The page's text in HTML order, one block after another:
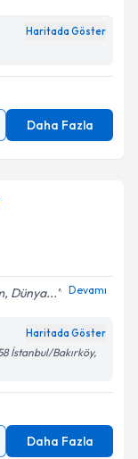
Haritada Göster
Daha Fazla
Dünya... Devamı
Haritada Göster
İstanbul/Bakırköy,
Daha Fazla